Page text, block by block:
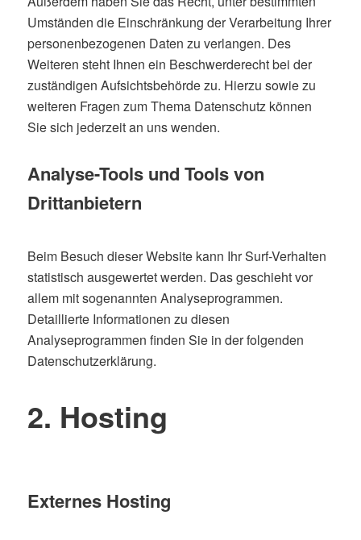
Umständen die Einschränkung der Verarbeitung Ihrer
personenbezogenen Daten zu verlangen. Des
Weiteren steht Ihnen ein Beschwerderecht bei der
zuständigen Aufsichtsbehörde zu. Hierzu sowie zu
weiteren Fragen zum Thema Datenschutz können
Sie sich jederzeit an uns wenden.
Analyse-Tools und Tools von
Drittanbietern
Beim Besuch dieser Website kann Ihr Surf-Verhalten
statistisch ausgewertet werden. Das geschieht vor
allem mit sogenannten Analyseprogrammen.
Detaillierte Informationen zu diesen
Analyseprogrammen finden Sie in der folgenden
Datenschutzerklärung.
2. Hosting
Externes Hosting